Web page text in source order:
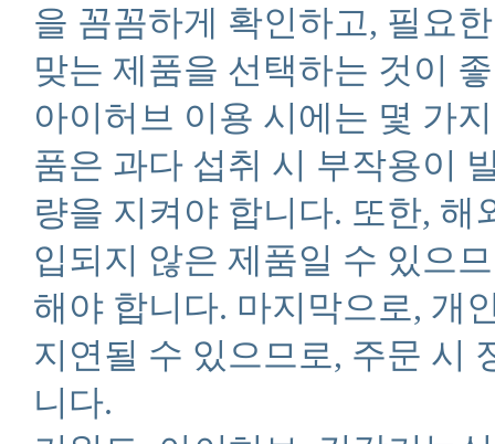
을 꼼꼼하게 확인하고, 필요
맞는 제품을 선택하는 것이
아이허브 이용 시에는 몇 가
품은 과다 섭취 시 부작용이
량을 지켜야 합니다. 또한,
입되지 않은 제품일 수 있으
해야 합니다. 마지막으로, 개
지연될 수 있으므로, 주문 시
니다.